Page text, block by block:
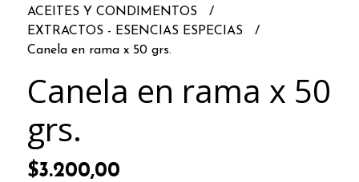
ACEITES Y CONDIMENTOS
EXTRACTOS - ESENCIAS ESPECIAS
Canela en rama x 50 grs.
Canela en rama x 50
grs.
$3.200,00